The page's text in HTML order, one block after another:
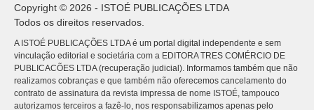
Copyright © 2026 - ISTOÉ PUBLICAÇÕES LTDA
Todos os direitos reservados.
A ISTOÉ PUBLICAÇÕES LTDA é um portal digital independente e sem
vinculação editorial e societária com a EDITORA TRES COMÉRCIO DE
PUBLICACÕES LTDA (recuperação judicial). Informamos também que não
realizamos cobranças e que também não oferecemos cancelamento do
contrato de assinatura da revista impressa de nome ISTOÉ, tampouco
autorizamos terceiros a fazê-lo, nos responsabilizamos apenas pelo